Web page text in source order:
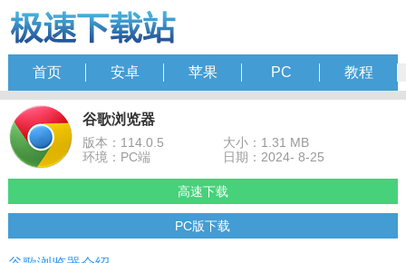
首页 安卓 苹果 PC 教程
谷歌浏览器
版本：114.0.5
大小：1.31 MB
环境：PC端
日期：2024- 8-25
高速下载
PC版下载